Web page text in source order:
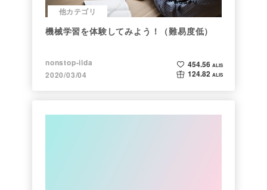
他カテゴリ
機械学習を体験してみよう！（難易度低）
nonstop-iida
2020/03/04
454.56 ALIS
124.82 ALIS